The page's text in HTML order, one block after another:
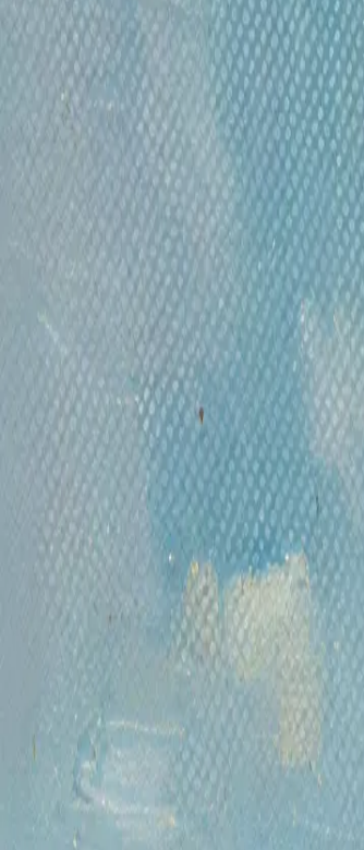
Часы работы
Понедельник- пятница, 12:00 —
Контакты
Москва, Пречистенка 30/2
+7 925 507-64-85
info@kupitkartinu.ru
Часы работы
Понедельник- пятница, 12:00 —
ИНН: 9703021385
ОГРН: 1207700425602
КПП: 770301001
Каталог
Русская живопись и графика XVII-XX
произведения Русское зарубежье
О проекте
Аукционы Новости Контакты